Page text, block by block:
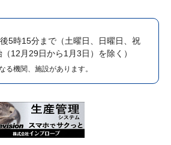
5時15分まで （土曜日、日曜日、祝
12月29日から1月3日）を除く）
機関、施設があります。